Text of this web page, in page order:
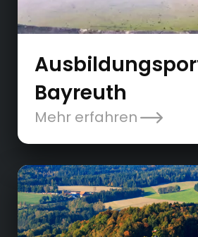
Bayreuth
Mehr erfahren